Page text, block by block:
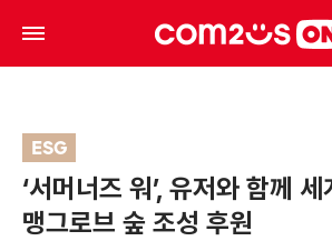
ESG
‘서머너즈 워’, 유저와 함께
맹그로브 숲 조성 후원